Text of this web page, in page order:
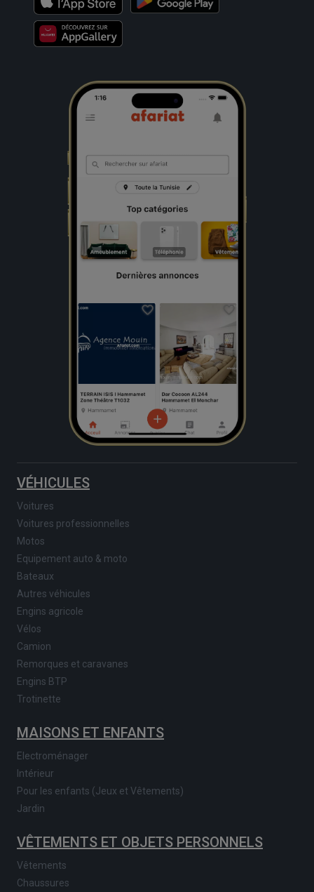
VÉHICULES
Voitures
Voitures professionnelles
Motos
Equipement auto & moto
Bateaux
Autres véhicules
Engins agricole
Vélos
Camion
Remorques et caravanes
Engins BTP
Trotinette
MAISONS ET ENFANTS
Electroménager
Intérieur
Pour les enfants (Jeux et Vêtements)
Jardin
VÊTEMENTS ET OBJETS PERSONNELS
Vêtements
Chaussures